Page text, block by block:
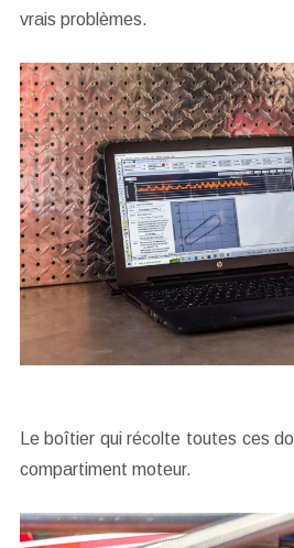
vrais problèmes.
Le boîtier qui récolte toutes ces
compartiment moteur.